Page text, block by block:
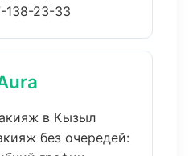
138-23-33
в Кызыл
без очередей: